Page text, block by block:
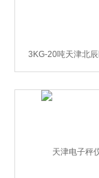
3KG-20吨天津北